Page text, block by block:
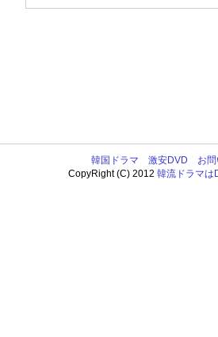
韓国ドラマ 激安DVD
お
CopyRight (C) 2012韓流ドラマは